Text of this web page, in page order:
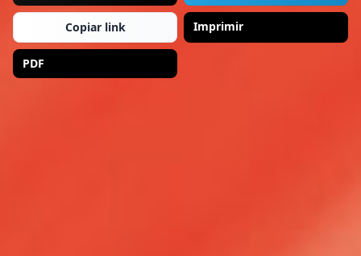
Copiar link Imprimir
PDF